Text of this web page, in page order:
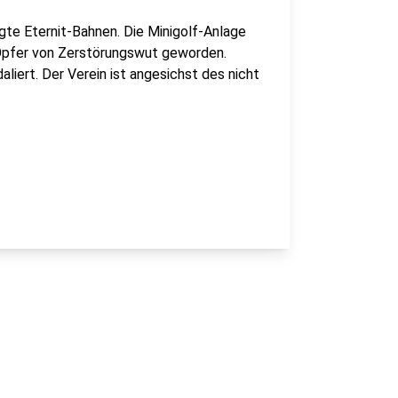
Eternit-Bahnen. Die Minigolf-Anlage
von Zerstörungswut geworden.
Der Verein ist angesichst des nicht